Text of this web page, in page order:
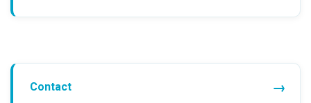
Contact